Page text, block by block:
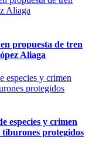
propuesta de tren
Aliaga
especies y crimen
protegidos